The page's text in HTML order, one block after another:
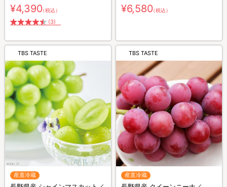
¥4,390（税込）
(3)
¥6,580（税込）
TBS TASTE
産直冷蔵
TBS TASTE
産直冷蔵